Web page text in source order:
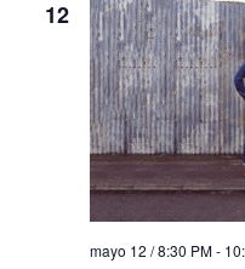
12
mayo 12 / 8:30 PM-